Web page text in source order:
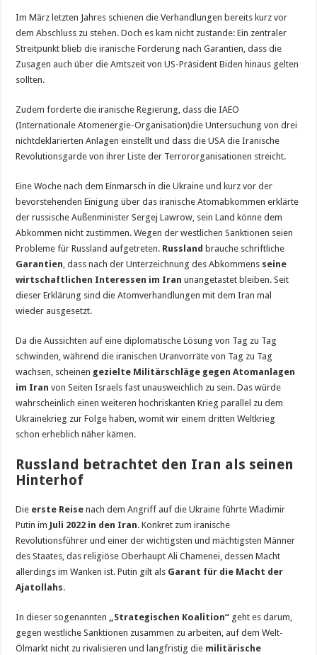
Im März letzten Jahres schienen die Verhandlungen bereits kurz vor
dem Abschluss zu stehen. Doch es kam nicht zustande: Ein zentraler
Streitpunkt blieb die iranische Forderung nach Garantien, dass die
Zusagen auch über die Amtszeit von US-Präsident Biden hinaus gelten
sollten.
Zudem forderte die iranische Regierung, dass die IAEO
(Internationale Atomenergie-Organisation)die Untersuchung von drei
nichtdeklarierten Anlagen einstellt und dass die USA die Iranische
Revolutionsgarde von ihrer Liste der Terrororganisationen streicht.
Eine Woche nach dem Einmarsch in die Ukraine und kurz vor der
bevorstehenden Einigung über das iranische Atomabkommen erklärte
der russische Außenminister Sergej Lawrow, sein Land könne dem
Abkommen nicht zustimmen. Wegen der westlichen Sanktionen seien
Probleme für Russland aufgetreten. Russland brauche schriftliche
Garantien , dass nach der Unterzeichnung des Abkommens seine
wirtschaftlichen Interessen im Iran unangetastet bleiben. Seit
dieser Erklärung sind die Atomverhandlungen mit dem Iran mal
wieder ausgesetzt.
Da die Aussichten auf eine diplomatische Lösung von Tag zu Tag
schwinden, während die iranischen Uranvorräte von Tag zu Tag
wachsen, scheinen gezielte Militärschläge gegen Atomanlagen
im Iran von Seiten Israels fast unausweichlich zu sein. Das würde
wahrscheinlich einen weiteren hochriskanten Krieg parallel zu dem
Ukrainekrieg zur Folge haben, womit wir einem dritten Weltkrieg
schon erheblich näher kämen.
Russland betrachtet den Iran als seinen
Hinterhof
Die erste Reise nach dem Angriff auf die Ukraine führte Wladimir
Putin im Juli 2022 in den Iran. Konkret zum iranische
Revolutionsführer und einer der wichtigsten und mächtigsten Männer
des Staates, das religiöse Oberhaupt Ali Chamenei, dessen Macht
allerdings im Wanken ist. Putin gilt als Garant für die Macht der
Ajatollahs.
In dieser sogenannten „Strategischen Koalition“ geht es darum,
gegen westliche Sanktionen zusammen zu arbeiten, auf dem Welt-
Ölmarkt nicht zu rivalisieren und langfristig die militärische